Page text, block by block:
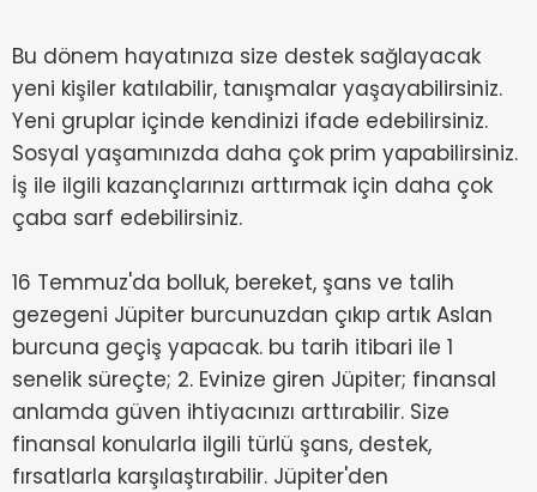
Bu dönem hayatınıza size destek sağlayacak
yeni kişiler katılabilir, tanışmalar yaşayabilirsiniz.
Yeni gruplar içinde kendinizi ifade edebilirsiniz.
Sosyal yaşamınızda daha çok prim yapabilirsiniz.
İş ile ilgili kazançlarınızı arttırmak için daha çok
çaba sarf edebilirsiniz.
16 Temmuz'da bolluk, bereket, şans ve talih
gezegeni Jüpiter burcunuzdan çıkıp artık Aslan
burcuna geçiş yapacak. bu tarih itibari ile 1
senelik süreçte; 2. Evinize giren Jüpiter; finansal
anlamda güven ihtiyacınızı arttırabilir. Size
finansal konularla ilgili türlü şans, destek,
fırsatlarla karşılaştırabilir. Jüpiter'den